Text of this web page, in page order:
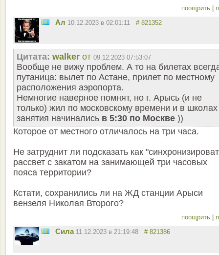
поощрить
Ал 10.12.2023 в 02:01:11 # 821352
Цитата: walker от 09.12.2023 07:53:07
Вообще не вижу проблем. А то на билетах
путаница: вылет по Астане, прилет по местному
расположения аэропорта.
Немногие наверное помнят, но г. Арысь (и не
только) жил по московскому времени и в школах
занятия начинались в 5:30 по Москве ))
Которое от местного отличалось на три часа.
Не затруднит ли подсказать как
рассвет с закатом на занимающей три часовых
пояса территории?
Кстати, сохранились ли на ЖД станции Арыси
вензеля Николая Второго?
поощрить
Сила 11.12.2023 в 21:19:48 # 821386